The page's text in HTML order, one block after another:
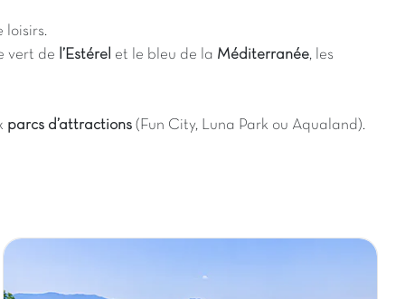
loisirs.
vert de l’Estérel et le bleu de la Méditerranée, les
parcs d’attractions (Fun City, Luna Park ou Aqualand).